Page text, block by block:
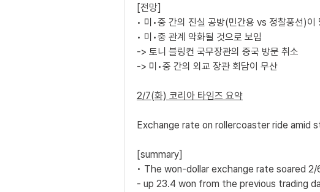
[전망]
• 미•중 간의 진실 공방(민간용 vs 정찰풍선)이
• 미•중 관계 악화될 것으로 보임
-> 토니 블링컨 국무장관의 중국 방문 취소
-> 미•중 간의 외교 장관 회담이 무산
2/7(화) 코리아 타임즈 요약
Exchange rate on rollercoaster ride amid
[summary]
• The won-dollar exchange rate soared 2/
- up 23.4 won from the previous trading